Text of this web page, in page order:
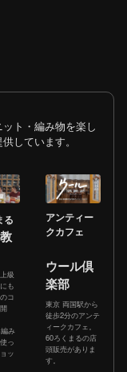
ト・編み物を楽し
しています。
る
級
も
コ
み
っ
ッ
アンティー
クカフェ
ウール倶
楽部
東京 両国駅から
徒歩2分のアンテ
ィークカフェ。
60ろくまるの店
頭販売がありま
す。